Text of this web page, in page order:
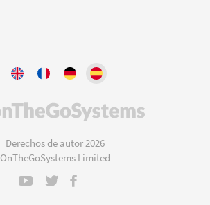
(se
Derechos de autor 2026
OnTheGoSystems Limited